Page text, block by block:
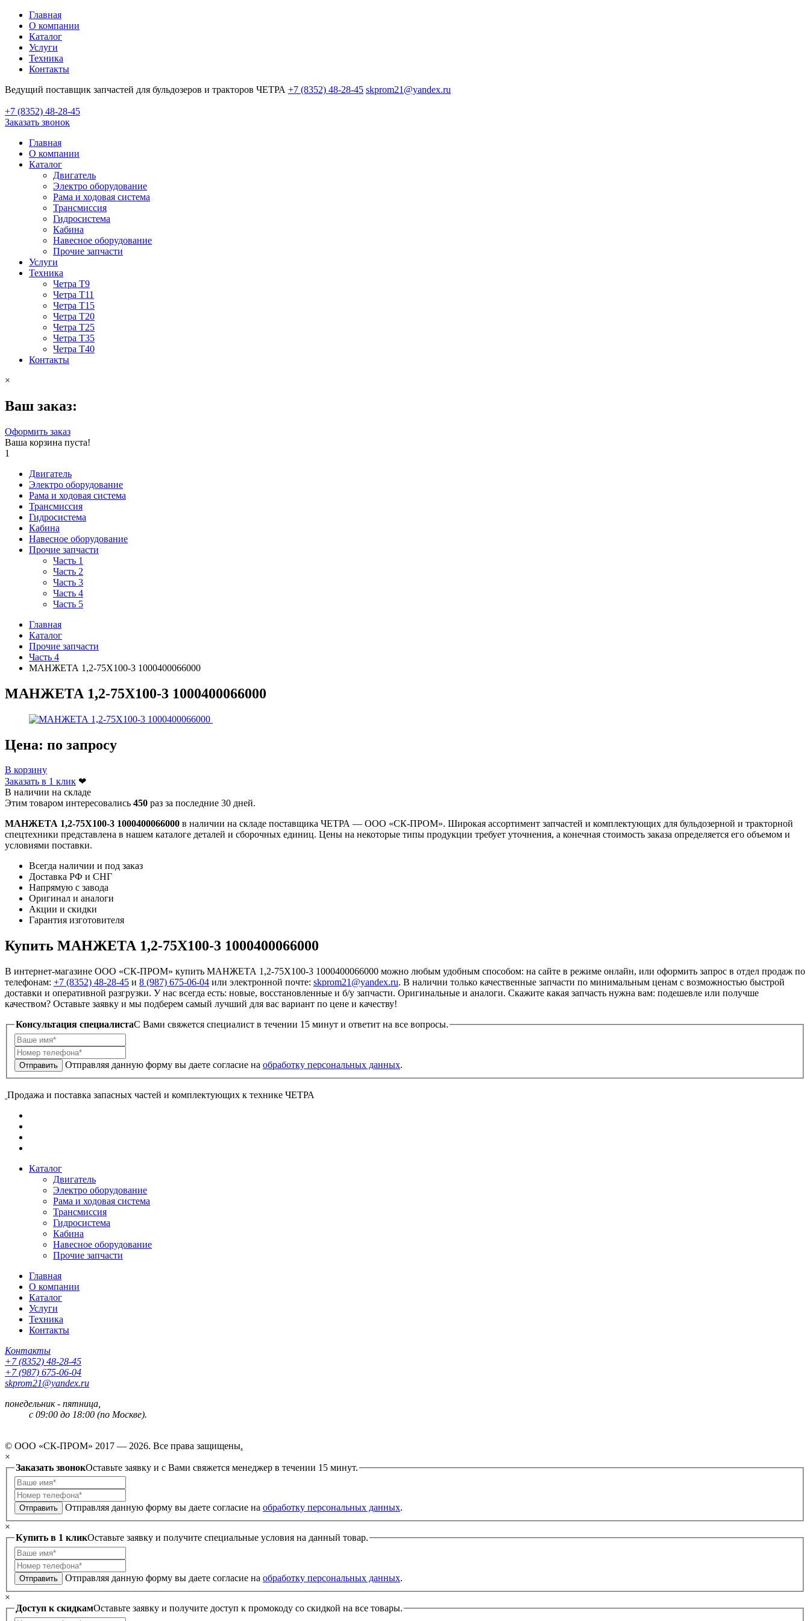
Главная
О компании
Каталог
Услуги
Техника
Контакты
Ведущий поставщик запчастей для бульдозеров и тракторов ЧЕТРА +7 (8352) 48-28-45 skprom21@yandex.ru
+7 (8352) 48-28-45
Заказать звонок
Главная
О компании
Каталог
Двигатель
Электро оборудование
Рама и ходовая система
Трансмиссия
Гидросистема
Кабина
Навесное оборудование
Прочие запчасти
Услуги
Техника
Четра Т9
Четра Т11
Четра Т15
Четра Т20
Четра Т25
Четра Т35
Четра Т40
Контакты
×
Ваш заказ:
Оформить заказ
Ваша корзина пуста!
1
Двигатель
Электро оборудование
Рама и ходовая система
Трансмиссия
Гидросистема
Кабина
Навесное оборудование
Прочие запчасти
Часть 1
Часть 2
Часть 3
Часть 4
Часть 5
Главная
Каталог
Прочие запчасти
Часть 4
МАНЖЕТА 1,2-75Х100-3 1000400066000
МАНЖЕТА 1,2-75Х100-3 1000400066000
Цена: по запросу
В корзину
Заказать в 1 клик ❤
В наличии на складе
Этим товаром интересовались 450 раз за последние 30 дней.
МАНЖЕТА 1,2-75Х100-3 1000400066000 в наличии на складе поставщика ЧЕТРА — ООО «СК-ПРОМ». Широкая ассортимент запчастей и комплектующих для бульдозерной и тракторной
спецтехники представлена в нашем каталоге деталей и сборочных единиц. Цены на некоторые типы продукции требует уточнения, а конечная стоимость заказа определяется его объемом и
условиями поставки.
Всегда наличии и под заказ
Доставка РФ и СНГ
Напрямую с завода
Оригинал и аналоги
Акции и скидки
Гарантия изготовителя
Купить МАНЖЕТА 1,2-75Х100-3 1000400066000
В интернет-магазине ООО «СК-ПРОМ» купить МАНЖЕТА 1,2-75Х100-3 1000400066000 можно любым удобным способом: на сайте в режиме онлайн, или оформить запрос в отдел продаж по
телефонам: +7 (8352) 48-28-45 и 8 (987) 675-06-04 или электронной почте: skprom21@yandex.ru. В наличии только качественные запчасти по минимальным ценам с возможностью быстрой
доставки и оперативной разгрузки. У нас всегда есть: новые, восстановленные и б/у запчасти. Оригинальные и аналоги. Скажите какая запчасть нужна вам: подешевле или получше
качеством? Оставьте заявку и мы подберем самый лучший для вас вариант по цене и качеству!
Консультация специалистаC Вами свяжется специалист в течении 15 минут и ответит на все вопросы.
Отправить Отправляя данную форму вы даете согласие на обработку персональных данных.
Продажа и поставка запасных частей и комплектующих к технике ЧЕТРА
Каталог
Двигатель
Электро оборудование
Рама и ходовая система
Трансмиссия
Гидросистема
Кабина
Навесное оборудование
Прочие запчасти
Главная
О компании
Каталог
Услуги
Техника
Контакты
Контакты
+7 (8352) 48-28-45
+7 (987) 675-06-04
skprom21@yandex.ru
понедельник - пятница,
с 09:00 до 18:00 (по Москве).
© ООО «СК-ПРОМ» 2017 — 2026. Все права защищены.
×
Заказать звонокОставьте заявку и с Вами свяжется менеджер в течении 15 минут.
Отправить Отправляя данную форму вы даете согласие на обработку персональных данных.
×
Купить в 1 кликОставьте заявку и получите специальные условия на данный товар.
Отправить Отправляя данную форму вы даете согласие на обработку персональных данных.
×
Доступ к скидкамОставьте заявку и получите доступ к промокоду со скидкой на все товары.